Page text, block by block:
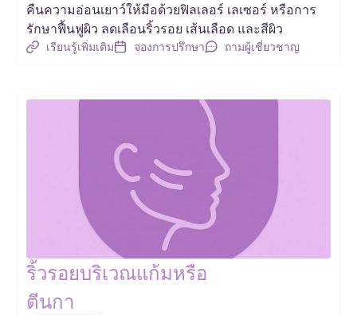
คืนความอ่อนเยาว์ให้มือด้วยฟิลเลอร์ เลเซอร์ หรือการ
รักษาฟื้นฟูผิว ลดเลือนริ้วรอย เส้นเลือด และสีผิว
เรียนรู้เพิ่มเติม จองการปรึกษา ถามผู้เชี่ยวชาญ
ริ้วรอยบริเวณแก้มหรือ
ตีนกา